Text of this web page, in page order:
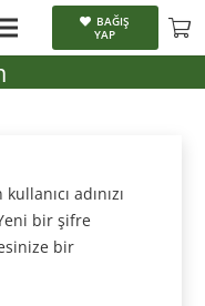
BAĞIŞ
YAP
adınızı
bir şifre
bir